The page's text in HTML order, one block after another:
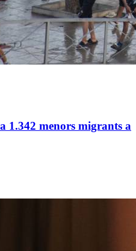
1.342 menors migrants a